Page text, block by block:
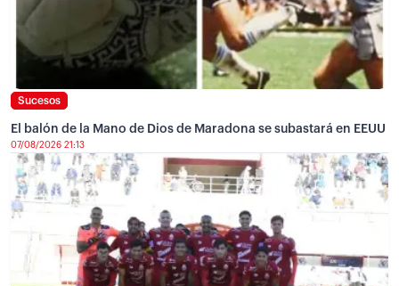
Sucesos
El balón de la Mano de Dios de Maradona se subastará en EEUU
07/08/2026 21:13